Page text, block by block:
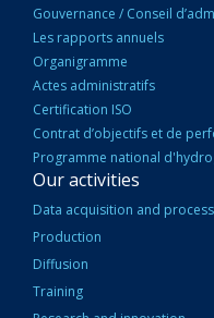
Gouvernance / Conseil
Les rapports annuels
Organigramme
Actes administratifs
Certification ISO
Contrat d’objectifs et de
Programme national
Our activities
Data acquisition and
Production
Diffusion
Training